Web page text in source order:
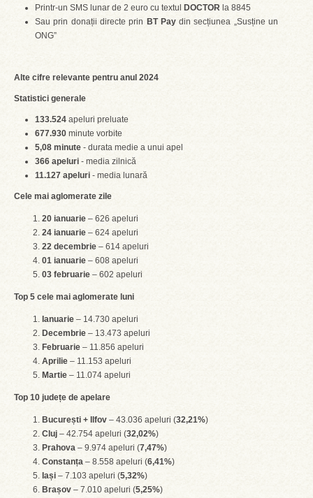
Printr-un SMS lunar de 2 euro cu textul DOCTOR la 8845
Sau prin donații directe prin BT Paydin secțiunea „Susține un
ONG”
Alte cifre relevante pentru anul 2024
Statistici generale
133.524 apeluri preluate
677.930 minute vorbite
5,08 minute - durata medie a unui apel
366 apeluri - media zilnică
11.127 apeluri - media lunară
Cele mai aglomerate zile
20 ianuarie – 626 apeluri
24 ianuarie – 624 apeluri
22 decembrie – 614 apeluri
01 ianuarie – 608 apeluri
03 februarie – 602 apeluri
Top 5 cele mai aglomerate luni
Ianuarie – 14.730 apeluri
Decembrie – 13.473 apeluri
Februarie – 11.856 apeluri
Aprilie – 11.153 apeluri
Martie – 11.074 apeluri
Top 10 județe de apelare
București + Ilfov – 43.036 apeluri (32,21%)
Cluj – 42.754 apeluri (32,02%)
Prahova – 9.974 apeluri (7,47%)
Constanța – 8.558 apeluri (6,41%)
Iași – 7.103 apeluri (5,32%)
Brașov – 7.010 apeluri (5,25%)